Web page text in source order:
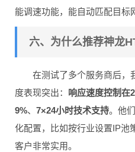
能调速功能，能自动匹配目标
六、为什么推荐神龙
在测试了多个服务商后，
度表现突出： 响应速度控制在
9%、 7×24小时技术支持。他
化配置，比如按行业设置IP池
客户非常实用。